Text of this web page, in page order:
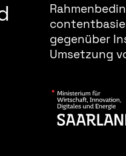
gegenüber
Umsetzung